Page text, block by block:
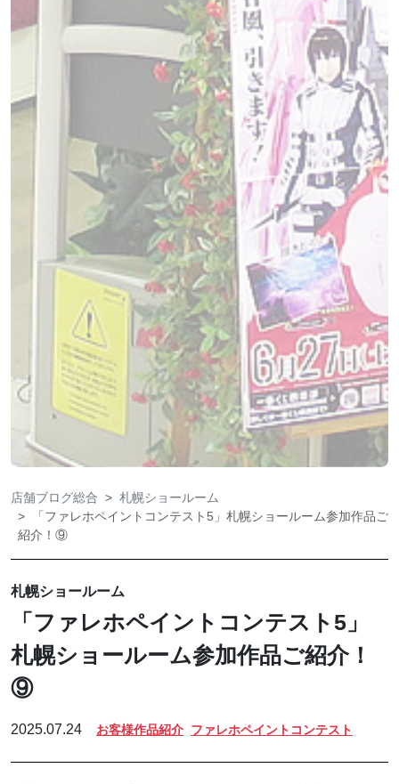
店舗ブログ総合
札幌ショールーム
「ファレホペイントコンテスト5」札幌ショールーム参加作品ご
紹介！⑨
札幌ショールーム
「ファレホペイントコンテスト5」
札幌ショールーム参加作品ご紹介！
⑨
2025.07.24 お客様作品紹介 ファレホペイントコンテスト